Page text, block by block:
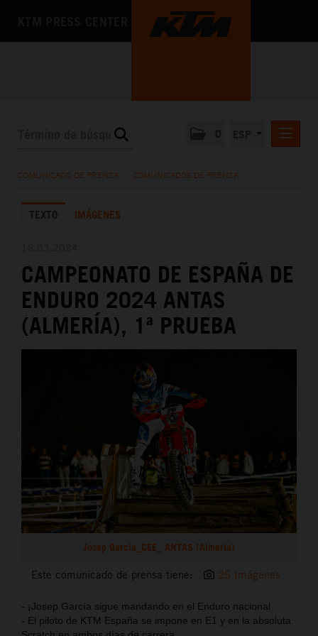
LA EMPRESA
COMUNICADO DE PRENSA COMUNICADOS DE PRENSA
TEXTO IMÁGENES
CAMPEONATO DE ESPAÑA DE
ENDURO 2024 ANTAS
(ALMERÍA), 1ª PRUEBA
Josep García_CEE_ ANTAS (Almería)
Este comunicado de prensa tiene: 25 Imágenes
- ¡Josep García sigue mandando en el Enduro nacional
- El piloto de KTM España se impone en E1 y en la absoluta